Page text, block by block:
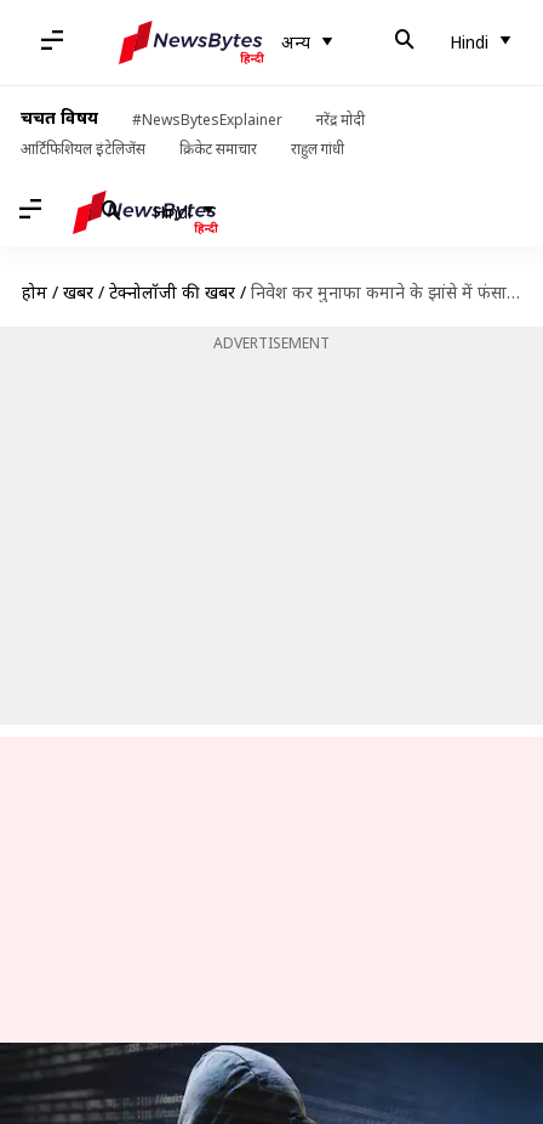
अन्य Hindi
चर्चित विषय #NewsBytesExplainer
नरेंद्र मोदी
आर्टिफिशियल इंटेलिजेंस
क्रिकेट समाचार राहुल गांधी
Hindi
होम / खबरें / टेक्नोलॉजी की खबरें / निवेश कर मुनाफा कमाने के झांसे में फंसा व्यक्ति, जालसाजों ने ठग लिए 27 लाख रुपये
ADVERTISEMENT
निवेश कर मुनाफा कमाने के झांसे में
फंसा व्यक्ति, जालसाजों ने ठग लिए